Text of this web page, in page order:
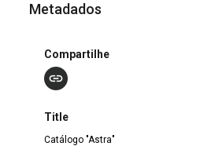
Metadados
Compartilhe
Title
Catálogo "Astra"